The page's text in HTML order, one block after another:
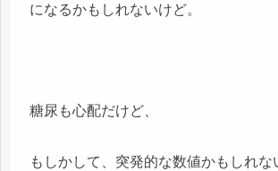
になるかもしれないけど。
糖尿も心配だけど、
もしかして、突発的な数値かもしれな